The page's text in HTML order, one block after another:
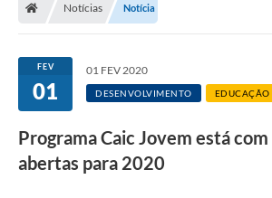
Licitações / PCA
Transparência
Contratos
Notícias Notícia
FEV
01
01 FEV 2020
DESENVOLVIMENTO EDUCAÇÃO
Programa Caic Jovem está
abertas para 2020